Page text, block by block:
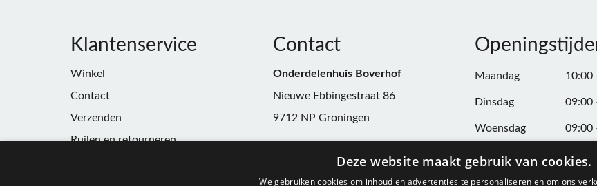
Klantenservice
Winkel
Contact
Verzenden
Ruilen en retourneren
Contact
Onderdelenhuis Boverhof
Nieuwe Ebbingestraat 86
9712 NP Groningen
Maandag 10:00
Dinsdag 09:00
Woensdag 09:00
Donderdag 09:00
Vrijdag 09:00
Deze website maakt gebruik van cookies.
We gebruiken cookies om inhoud en advertenties te personaliseren en om ons